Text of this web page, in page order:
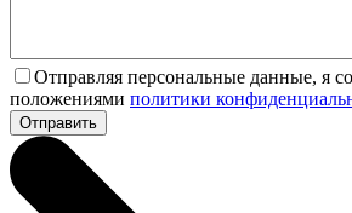
Отправляя персональные данные, я
положениями политики